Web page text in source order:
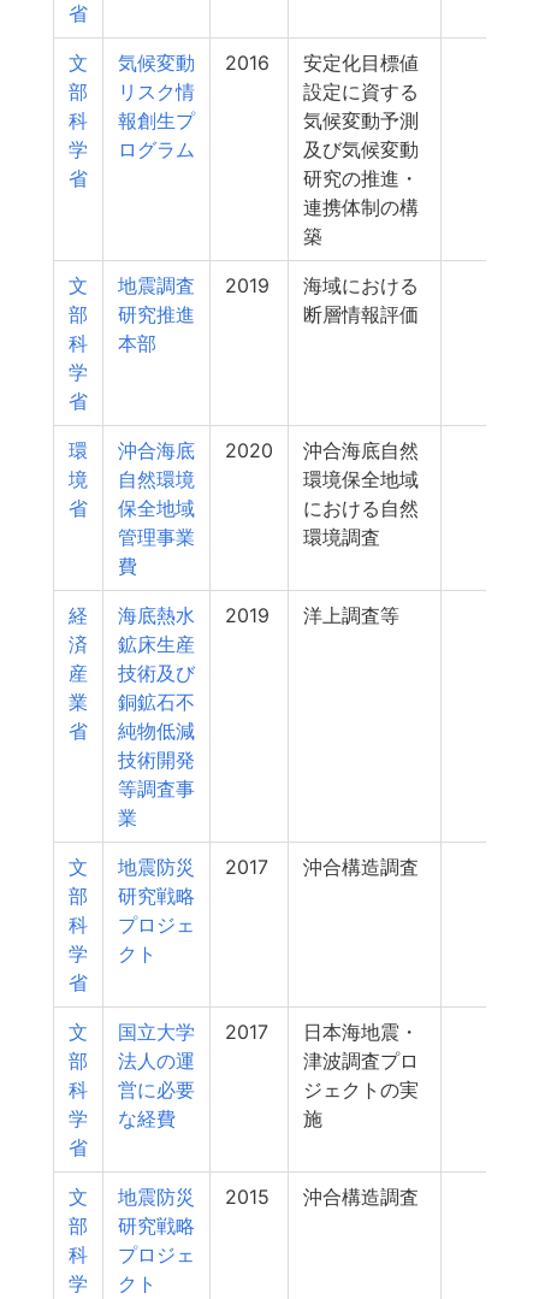
省
文
部
科
学
省
気候変動
リスク情
報創生プ
ログラム
2016
安定化目標値
設定に資する
気候変動予測
及び気候変動
研究の推進・
連携体制の構
築
文
部
科
学
省
地震調査
研究推進
本部
2019
海域における
断層情報評価
環
境
省
沖合海底
自然環境
保全地域
管理事業
費
2020
沖合海底自然
環境保全地域
における自然
環境調査
経
済
産
業
省
海底熱水
鉱床生産
技術及び
銅鉱石不
純物低減
技術開発
等調査事
業
2019 洋上調査等
文
部
科
学
省
地震防災
研究戦略
プロジェ
クト
2017 沖合構造調査
文
部
科
学
省
国立大学
法人の運
営に必要
な経費
2017
日本海地震・
津波調査プロ
ジェクトの実
施
文
部
科
学
地震防災
研究戦略
プロジェ
クト
2015 沖合構造調査